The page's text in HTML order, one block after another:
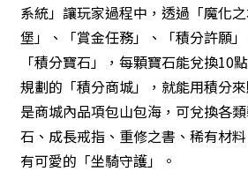
系統」讓玩家過程中，透過「魔化
堡」、「賞金任務」、「積分許願
「積分寶石」，每顆寶石能兌換10
規劃的「積分商城」，就能用積分
是商城內品項包山包海，可兌換各
石、成長戒指、重修之書、稀有材
有可愛的「坐騎守護」。